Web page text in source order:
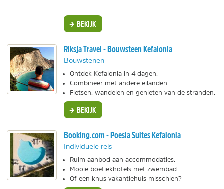
BEKIJK
Riksja Travel - Bouwsteen Kefalonia
Bouwstenen
Ontdek Kefalonia in 4 dagen.
Combineer met andere eilanden.
Fietsen, wandelen en genieten van de stranden.
BEKIJK
Booking.com - Poesia Suites Kefalonia
Individuele reis
Ruim aanbod aan accommodaties.
Mooie boetiekhotels met zwembad.
Of een knus vakantiehuis misschien?